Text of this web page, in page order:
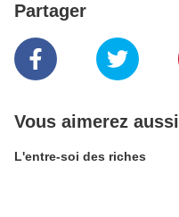
Partager
Vous aimerez aussi
L'entre-soi des riches